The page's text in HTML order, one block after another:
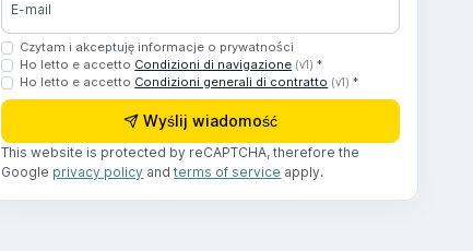
E-mail
Czytam i akceptuję informacje o prywatności
Ho letto e accetto Condizioni di navigazione (v1) *
Ho letto e accetto Condizioni generali di contratto (v1) *
Wyślij wiadomość
This website is protected by reCAPTCHA, therefore the
Google privacy policy andterms of service apply.